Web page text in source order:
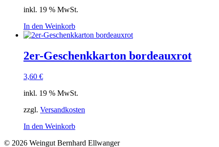
inkl. 19 % MwSt.
In den Weinkorb
2er-Geschenkkarton bordeauxrot
3,60 €
inkl. 19 % MwSt.
zzgl. Versandkosten
In den Weinkorb
© 2026 Weingut Bernhard Ellwanger